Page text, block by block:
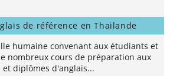
de référence en Thailande
humaine convenant aux étudiants et
nombreux cours de préparation aux
et diplômes d'anglais...